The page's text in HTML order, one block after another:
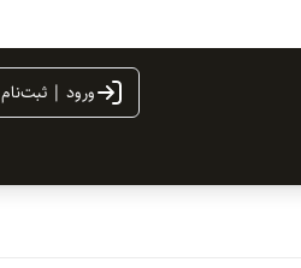
ورود | ثبت‌نام